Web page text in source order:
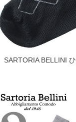
SARTORIA BELLINI